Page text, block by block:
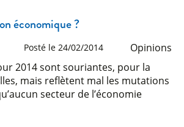
économique ?
Posté le 24/02/2014
Opinions
2014 sont souriantes, pour la
mais reflètent mal les mutations
secteur de l’économie